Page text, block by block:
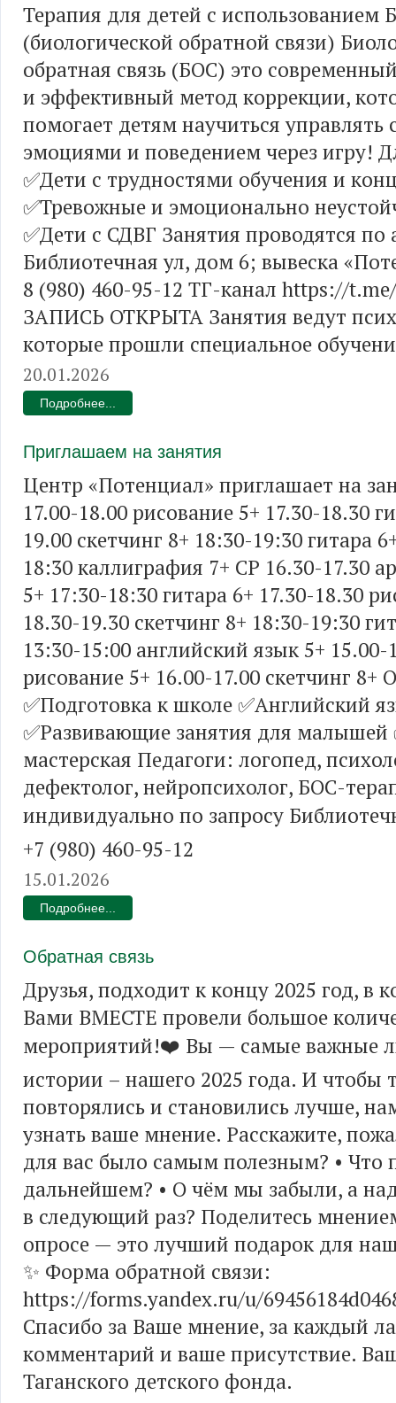
Терапия для детей с использованием
(биологической обратной связи)
обратная связь (БОС) это
и эффективный метод коррекции,
помогает детям научиться управлять
эмоциями и поведением через игру!
✅Дети с трудностями обучения и
✅Тревожные и эмоционально
✅Дети с СДВГ Занятия проводятся по
Библиотечная ул, дом 6; вывеска
8 (980) 460-95-12 ТГ-канал https://
ЗАПИСЬ ОТКРЫТА Занятия ведут
которые прошли специальное
20.01.2026
Подробнее...
Приглашаем на занятия
Центр «Потенциал» приглашает на
17.00-18.00 рисование 5+ 17.30-18.30
19.00 скетчинг 8+ 18:30-19:30 гитара
18:30 каллиграфия 7+ СР 16.30-17.30
5+ 17:30-18:30 гитара 6+ 17.30-18.30
18.30-19.30 скетчинг 8+ 18:30-19:30
13:30-15:00 английский язык 5+ 15.00-
рисование 5+ 16.00-17.00 скетчинг 8+
✅Подготовка к школе ✅Английский
✅Развивающие занятия для малышей
мастерская Педагоги: логопед,
дефектолог, нейропсихолог, БОС-
индивидуально по запросу
+7 (980) 460-95-12
15.01.2026
Подробнее...
Обратная связь
Друзья, подходит к концу 2025 год, в
Вами ВМЕСТЕ провели большое
мероприятий!❤️ Вы — самые важные
истории – нашего 2025 года. И чтобы
повторялись и становились лучше,
узнать ваше мнение. Расскажите,
для вас было самым полезным? • Что
дальнейшем? • О чём мы забыли, а
в следующий раз? Поделитесь
опросе — это лучший подарок для
✨ Форма обратной связи:
https://forms.yandex.ru/u/
Спасибо за Ваше мнение, за каждый
комментарий и ваше присутствие.
Таганского детского фонда.